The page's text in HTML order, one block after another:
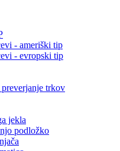
- ameriški tip
- evropski tip
trkov
jekla
podložko